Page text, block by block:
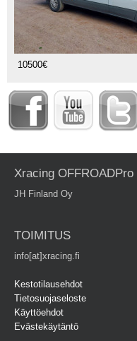
10500€
Xracing OFFROADPro
JH Finland Oy
TOIMITUS
info[at]xracing.fi
Kestotilausehdot
Tietosuojaseloste
Käyttöehdot
Evästekäytäntö